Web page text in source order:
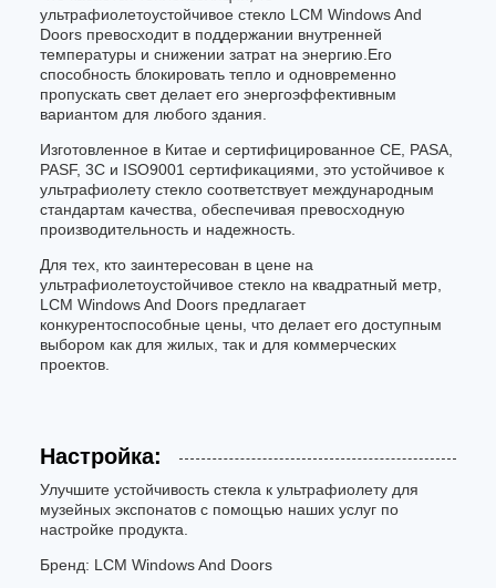
ультрафиолетоустойчивое стекло LCM Windows And
Doors превосходит в поддержании внутренней
температуры и снижении затрат на энергию.Его
способность блокировать тепло и одновременно
пропускать свет делает его энергоэффективным
вариантом для любого здания.
Изготовленное в Китае и сертифицированное CE, PASA,
PASF, 3C и ISO9001 сертификациями, это устойчивое к
ультрафиолету стекло соответствует международным
стандартам качества, обеспечивая превосходную
производительность и надежность.
Для тех, кто заинтересован в цене на
ультрафиолетоустойчивое стекло на квадратный метр,
LCM Windows And Doors предлагает
конкурентоспособные цены, что делает его доступным
выбором как для жилых, так и для коммерческих
проектов.
Настройка:
Улучшите устойчивость стекла к ультрафиолету для
музейных экспонатов с помощью наших услуг по
настройке продукта.
Бренд: LCM Windows And Doors